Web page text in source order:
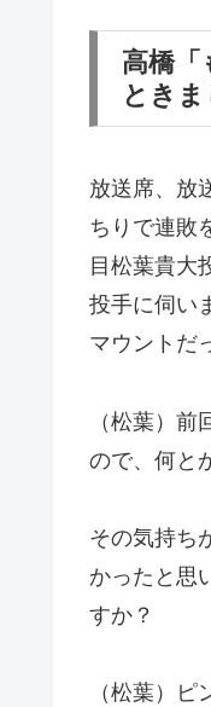
高橋
ときま
放送席、放
ちりで連敗
目松葉貴大
投手に伺い
マウントだ
（松葉）
ので、何と
その気持ち
かったと思
すか？
（松葉）